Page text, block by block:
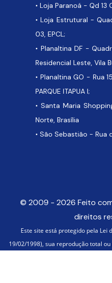
• Loja Paranoá - Qd
• Loja Estrutural -
03, EPCL;
• Planaltina DF -
Residencial Leste, Vila
• Planaltina GO - Rua
PARQUE ITAPUA I;
• Santa Maria
Norte, Brasília
• São Sebastião - Rua
© 2009 - 2026 Feito
direitos
Este site está protegido pela Lei
19/02/1998), sua reprodução total